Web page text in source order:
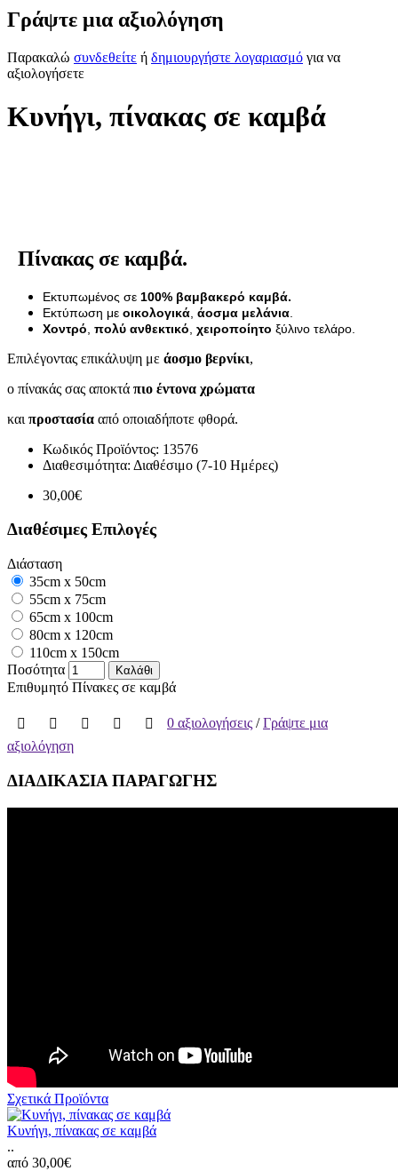
Γράψτε μια αξιολόγηση
Παρακαλώ συνδεθείτε ή δημιουργήστε λογαριασμό για να
αξιολογήσετε
Κυνήγι, πίνακας σε καμβά
Πίνακας σε καμβά.
Εκτυπωμένος σε 100% βαμβακερό καμβά.
Εκτύπωση με οικολογικά άοσμα μελάνια
Χοντρό πολύ ανθεκτικό χειροποίητο ξύλινο τελάρο.
Επιλέγοντας επικάλυψη με άοσμο βερνίκι,
ο πίνακάς σας αποκτά πιο έντονα χρώματα
και προστασία από οποιαδήποτε φθορά.
Κωδικός Προϊόντος: 13576
Διαθεσιμότητα: Διαθέσιμο (7-10 Ημέρες)
30,00€
Διαθέσιμες Επιλογές
Διάσταση
35cm x 50cm
55cm x 75cm
65cm x 100cm
80cm x 120cm
110cm x 150cm
Ποσότητα
Καλάθι
Επιθυμητό Πίνακες σε καμβά
0 αξιολογήσεις /Γράψτε μια
αξιολόγηση
ΔΙΑΔΙΚΑΣΙΑ ΠΑΡΑΓΩΓΗΣ
Σχετικά Προϊόντα
Κυνήγι, πίνακας σε καμβά
..
από 30,00€